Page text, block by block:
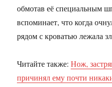
обмотав её специальным
вспоминает, что когда
рядом с кроватью лежала
Читайте также:Нож,
причинял ему почти